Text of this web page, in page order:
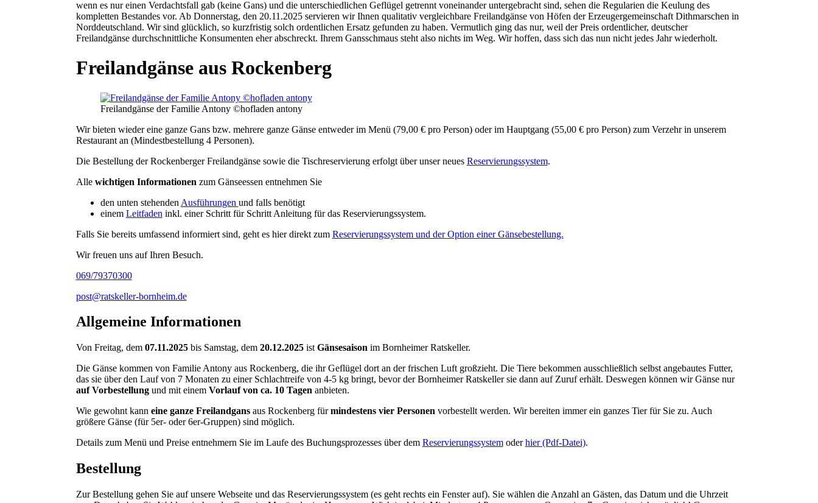
wenn es nur einen Verdachtsfall gab (keine Gans) und die unterschiedlichen Geflügel getrennt voneinander untergebracht sind, sehen die Regularien die Keulung des
kompletten Bestandes vor. Ab Donnerstag, den 20.11.2025 servieren wir Ihnen qualitativ vergleichbare Freilandgänse von Höfen der Erzeugergemeinschaft Dithmarschen in
Norddeutschland. Wir sind glücklich, so kurzfristig solch ordentlichen Ersatz gefunden zu haben. Vermutlich ging das nur, weil der Preis ordentlicher, deutscher
Freilandgänse durchschnittliche Konsumenten eher abschreckt. Ihrem Gansschmaus steht also nichts im Weg. Wir hoffen, dass sich das nun nicht jedes Jahr wiederholt.
Freilandgänse aus Rockenberg
Freilandgänse der Familie Antony ©hofladen antony
Wir bieten wieder eine ganze Gans bzw. mehrere ganze Gänse entweder im Menü (79,00 € pro Person) oder im Hauptgang (55,00 € pro Person) zum Verzehr in unserem
Restaurant an (Mindestbestellung 4 Personen).
Die Bestellung der Rockenberger Freilandgänse sowie die Tischreservierung erfolgt über unser neues Reservierungssystem.
Alle wichtigen Informationen zum Gänseessen entnehmen Sie
den unten stehenden Ausführungen und falls benötigt
einem Leitfaden inkl. einer Schritt für Schritt Anleitung für das Reservierungssystem.
Falls Sie bereits umfassend informiert sind, geht es hier direkt zum Reservierungssystem und der Option einer Gänsebestellung.
Wir freuen uns auf Ihren Besuch.
069/79370300
post@ratskeller-bornheim.de
Allgemeine Informationen
Von Freitag, dem 07.11.2025 bis Samstag, dem 20.12.2025 ist Gänsesaison im Bornheimer Ratskeller.
Die Gänse kommen von Familie Antony aus Rockenberg, die ihr Geflügel dort an der frischen Luft großzieht. Die Tiere bekommen ausschließlich selbst angebautes Futter,
das sie über den Lauf von 7 Monaten zu einer Schlachtreife von 4-5 kg bringt, bevor der Bornheimer Ratskeller sie dann auf Zuruf erhält. Deswegen können wir Gänse nur
auf Vorbestellungund mit einem Vorlauf von ca. 10 Tagen anbieten.
Wie gewohnt kann eine ganze Freilandgansaus Rockenberg fürmindestens vier Personen vorbestellt werden. Wir bereiten immer ein ganzes Tier für Sie zu. Auch
größere Gänse (für 5er- oder 6er-Gruppen) sind möglich.
Details zum Menü und Preise entnehmern Sie im Laufe des Buchungsprozesses über dem Reservierungssystemoderhier (Pdf-Datei).
Bestellung
Zur Bestellung gehen Sie auf unsere Webseite und das Reservierungssystem (es geht rechts ein Fenster auf). Sie wählen die Anzahl an Gästen, das Datum und die Uhrzeit